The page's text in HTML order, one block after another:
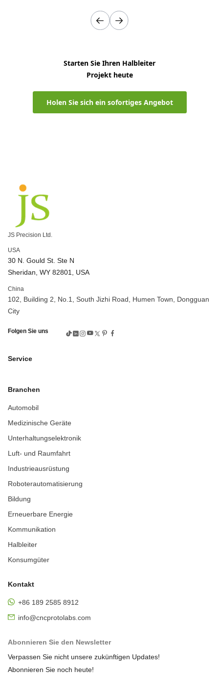
Starten Sie Ihren Halbleiter
Projekt heute
Holen Sie sich ein sofortiges Angebot
JS Precision Ltd.
USA
30 N. Gould St. Ste N
Sheridan, WY 82801, USA
China
102, Building 2, No.1, South Jizhi Road, Humen Town, Dongguan
City
Folgen Sie uns
Service
Branchen
Automobil
Medizinische Geräte
Unterhaltungselektronik
Luft- und Raumfahrt
Industrieausrüstung
Roboterautomatisierung
Bildung
Erneuerbare Energie
Kommunikation
Halbleiter
Konsumgüter
Kontakt
+86 189 2585 8912
info@cncprotolabs.com
Abonnieren Sie den Newsletter
Verpassen Sie nicht unsere zukünftigen Updates!
Abonnieren Sie noch heute!